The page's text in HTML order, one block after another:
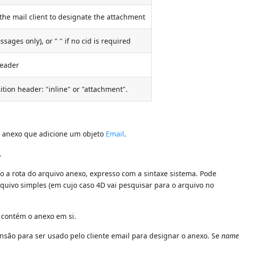
mail client to designate the attachment
only), or " " if no cid is required
header: "inline" or "attachment".
que adicione um objeto Email.
a rota do arquivo anexo, expresso com a sintaxe sistema. Pode
simples (em cujo caso 4D vai pesquisar para o arquivo no
o anexo em si.
para ser usado pelo cliente email para designar o anexo. Sename